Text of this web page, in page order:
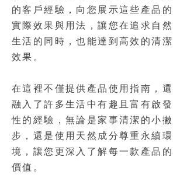
的客戶經驗，向您展示這些產品的
實際效果與用法，讓您在追求自然
生活的同時，也能達到高效的清潔
效果。
在這裡不僅提供產品使用指南，還
融入了許多生活中有趣且富有啟發
性的經驗，無論是家事清潔的小撇
步，還是使用天然成分尊重永續環
境，讓您更深入了解每一款產品的
價值。